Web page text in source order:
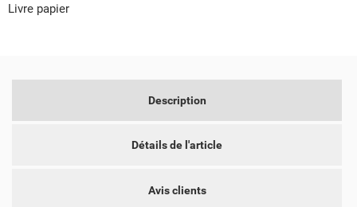
Livre papier
Description
Détails de l'article
Avis clients